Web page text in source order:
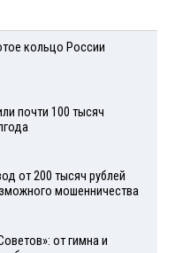
кольцо России
почти 100 тысяч
от 200 тысяч рублей
мошенничества
от гимна и